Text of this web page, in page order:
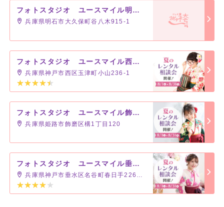
フォトスタジオ ユースマイル明石店
兵庫県明石市大久保町谷八木915-1
フォトスタジオ ユースマイル西神戸店
兵庫県神戸市西区玉津町小山236-1
フォトスタジオ ユースマイル飾磨店
兵庫県姫路市飾磨区構1丁目120
フォトスタジオ ユースマイル垂水店
兵庫県神戸市垂水区名谷町春日手2268-1